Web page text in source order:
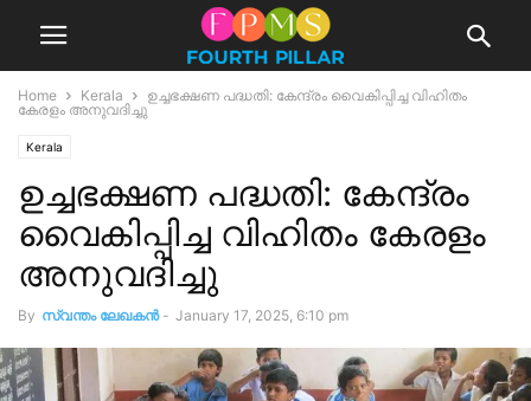
Home Kerala
ഉച്ചഭക്ഷണ പദ്ധതി: കേന്ദ്രം വൈകിപ്പിച്ച വിഹിതം
കേരളം അനുവദിച്ചു
Kerala
ഉച്ചഭക്ഷണ പദ്ധതി: കേന്ദ്രം
വൈകിപ്പിച്ച വിഹിതം കേരളം
അനുവദിച്ചു
By സ്വന്തം ലേഖകന്‍ - January 17, 2025, 6:10 pm